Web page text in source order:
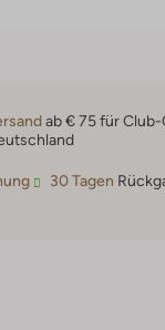
ab € 75 für
30 Tagen